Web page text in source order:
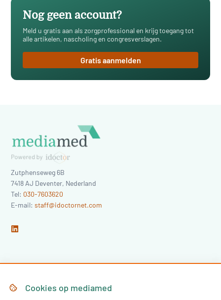
Nog geen account?
Meld u gratis aan als zorgprofessional en krijg toegang tot
alle artikelen, nascholing en congresverslagen.
Gratis aanmelden
Zutphenseweg 6B
7418 AJ Deventer, Nederland
Tel: 030-7603620
E-mail:staff@idoctornet.com
HomeCookies op mediamed